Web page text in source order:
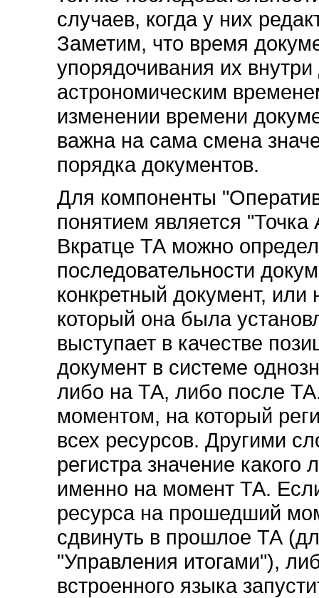
случаев, когда у них
Заметим, что время
упорядочивания их
астрономическим
изменении времени
важна на сама смена
порядка документов.
Для компоненты
понятием является
Вкратце ТА можно
последовательности
конкретный документ,
который она была
выступает в качестве
документ в системе
либо на ТА, либо после
моментом, на который
всех ресурсов. Другими
регистра значение какого
именно на момент ТА.
ресурса на прошедший
сдвинуть в прошлое ТА
"Управления итогами"),
встроенного языка